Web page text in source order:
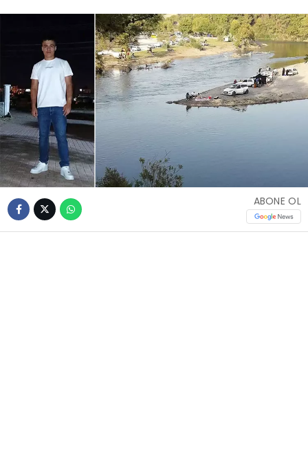
ABONE OL